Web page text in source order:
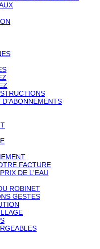
FACTURE
DE L'EAU
ROBINET
GESTES